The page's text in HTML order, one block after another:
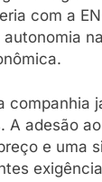
com a
companhia
A adesão
e uma